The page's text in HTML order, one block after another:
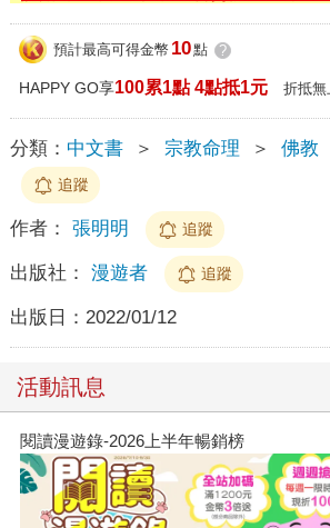
預計最高可得金幣 10點 ?
HAPPY GO享100累1點 4點抵1元 折抵無
分類： 中文書 ＞ 宗教命理 ＞ 佛教
追蹤
作者： 張明明 追蹤
出版社： 漫遊者 追蹤
出版日： 2022/01/12
活動訊息
閱讀漫遊錄-2026上半年暢銷榜